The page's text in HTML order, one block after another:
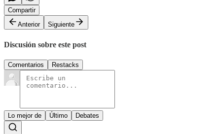
Compartir
Anterior
Siguiente
Discusión sobre este post
Comentarios Restacks
Lo mejor de Último Debates